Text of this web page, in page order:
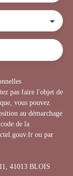
pas faire l'objet de
vous pouvez
au démarchage
de la
ou par
41013 BLOIS